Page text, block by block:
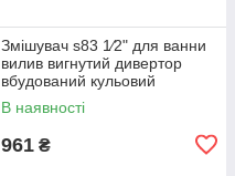
Змішувач s83 1⁄2" для ванни
вилив вигнутий дивертор
вбудований кульовий
AQUATICA (9783220)
В наявності
961 ₴